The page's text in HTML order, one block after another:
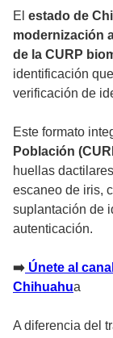
El estado de
modernización
de la CURP
identificación
verificación de
Este formato
Población
huellas
escaneo de iris,
suplantación de
autenticación.
➡️ Únete al
Chihuahua
A diferencia del